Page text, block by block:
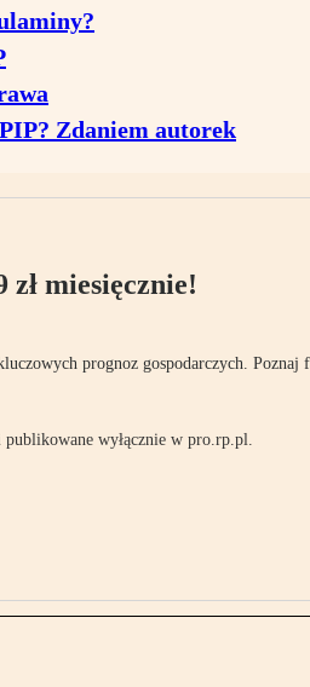
Zdaniem autorek
miesięcznie!
prognoz gospodarczych. Poznaj
wyłącznie w pro.rp.pl.